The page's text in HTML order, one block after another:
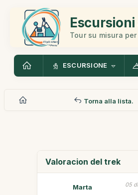
Tour su misura
ESCURSIONE
Torna alla lista.
Valoracion del trek
Marta 05